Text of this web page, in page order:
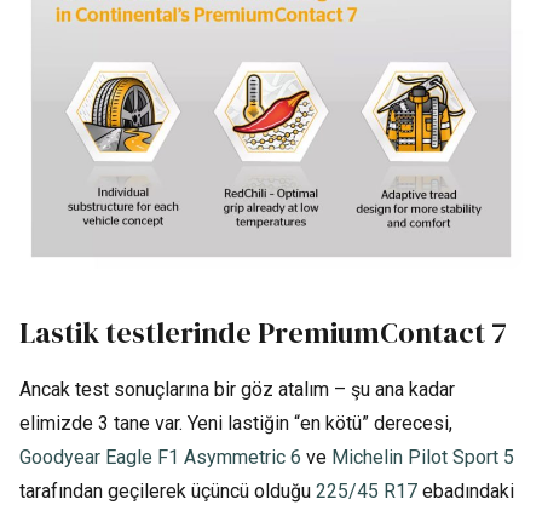
Lastik testlerinde PremiumContact 7
Ancak test sonuçlarına bir göz atalım – şu ana kadar
elimizde 3 tane var. Yeni lastiğin “en kötü” derecesi,
Goodyear Eagle F1 Asymmetric 6 ve Michelin Pilot Sport 5
tarafından geçilerek üçüncü olduğu 225/45 R17 ebadındaki